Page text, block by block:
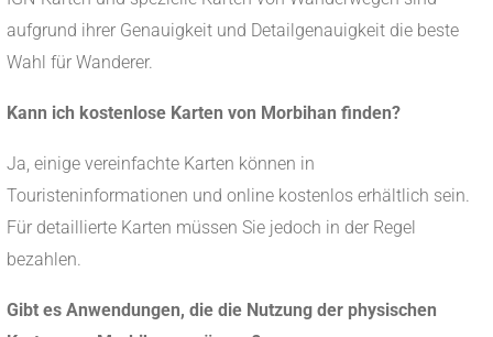
aufgrund ihrer Genauigkeit und Detailgenauigkeit die beste
Wahl für Wanderer.
Kann ich kostenlose Karten von Morbihan finden?
Ja, einige vereinfachte Karten können in
Touristeninformationen und online kostenlos erhältlich sein.
Für detaillierte Karten müssen Sie jedoch in der Regel
bezahlen.
Gibt es Anwendungen, die die Nutzung der physischen